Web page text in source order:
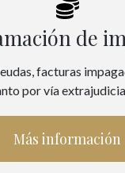
de
facturas
por vía
Más información